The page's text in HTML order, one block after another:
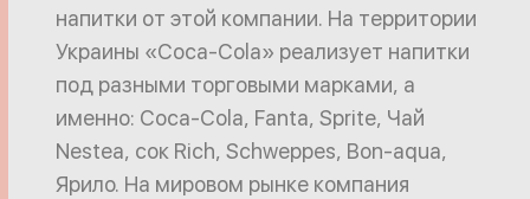
напитки от этой компании. На территории
Украины «Coca-Cola» реализует напитки
под разными торговыми марками, а
именно: Coca-Cola, Fanta, Sprite, Чай
Nestea, сок Rich, Schweppes, Bon-aqua,
Ярило. На мировом рынке компания